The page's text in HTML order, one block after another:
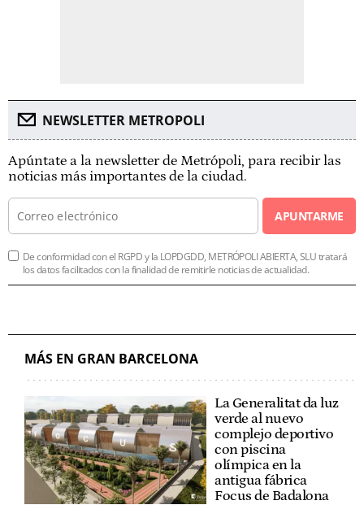
NEWSLETTER METROPOLI
Apúntate a la newsletter de Metrópoli, para recibir las
noticias más importantes de la ciudad.
APUNTARME
De conformidad con el RGPD y la LOPDGDD, METRÓPOLI ABIERTA, SLU tratará
los datos facilitados con la finalidad de remitirle noticias de actualidad.
MÁS EN GRAN BARCELONA
La Generalitat da luz
verde al nuevo
complejo deportivo
con piscina
olímpica en la
antigua fábrica
Focus de Badalona